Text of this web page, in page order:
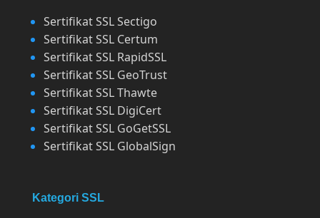
Sertifikat SSL Sectigo
Sertifikat SSL Certum
Sertifikat SSL RapidSSL
Sertifikat SSL GeoTrust
Sertifikat SSL Thawte
Sertifikat SSL DigiCert
Sertifikat SSL GoGetSSL
Sertifikat SSL GlobalSign
Kategori SSL